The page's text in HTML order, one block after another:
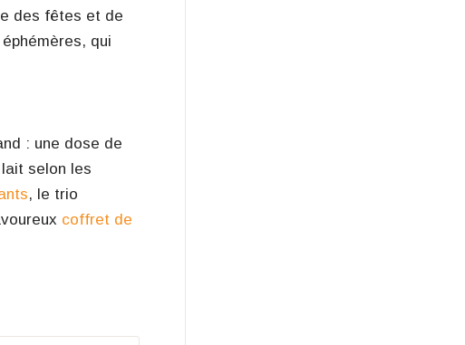
des fêtes et de
qui
: une dose de
selon les
, le trio
coffret de